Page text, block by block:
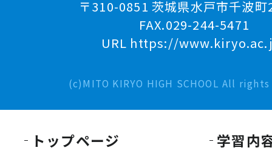
〒310-0851 茨城県水戸市千波
FAX.029-244-5471
URL https://
(c)MITO KIRYO HIGH SCHOOL All
トップページ
学習内